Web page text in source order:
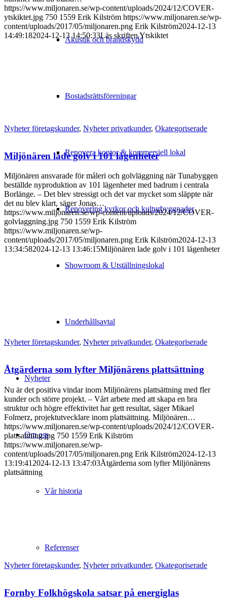
Akustik och brandskydd
Bostadsrättsföreningar
Renovera kontor & kommersiell lokal
Renovering kyrkor och kulturbyggnader
Showroom & Utställningslokal
Underhållsavtal
Nyheter
Om oss
Vår historia
Referenser
https://www.miljonaren.se/wp-content/uploads/2024/12/COVER-
ytskiktet.jpg 750 1559 Erik Kilström https://www.miljonaren.se/wp-
content/uploads/2017/05/miljonaren.png Erik Kilström2024-12-13
14:49:182024-12-13 14:50:33Läs skriften Ytskiktet
Nyheter företagskunder, Nyheter privatkunder, Okategoriserade
Miljönären lade golv i 101 lägenheter
Miljönären ansvarade för måleri och golvläggning när Tunabyggen
beställde nyproduktion av 101 lägenheter med badrum i centrala
Borlänge. – Det blev stressigt och det var mycket som släppte när
det nu blev klart, säger Jonas…
https://www.miljonaren.se/wp-content/uploads/2024/12/COVER-
golvlaggning.jpg 750 1559 Erik Kilström
https://www.miljonaren.se/wp-
content/uploads/2017/05/miljonaren.png Erik Kilström2024-12-13
13:34:582024-12-13 13:46:15Miljönären lade golv i 101 lägenheter
Nyheter företagskunder, Nyheter privatkunder, Okategoriserade
Åtgärderna som lyfter Miljönärens plattsättning
Nu är det positiva vindar inom Miljönärens plattsättning med fler
kunder och större projekt. – Vårt arbete med att skapa en bra
struktur och högre effektivitet har gett resultat, säger Mikael
Folmerz, projektutvecklare inom plattsättning. Miljönären…
https://www.miljonaren.se/wp-content/uploads/2024/12/COVER-
plattsattning.jpg 750 1559 Erik Kilström
https://www.miljonaren.se/wp-
content/uploads/2017/05/miljonaren.png Erik Kilström2024-12-13
13:19:41 2024-12-13 13:47:03Åtgärderna som lyfter Miljönärens
plattsättning
Nyheter företagskunder, Nyheter privatkunder, Okategoriserade
Fornby Folkhögskola satsar på energiglas